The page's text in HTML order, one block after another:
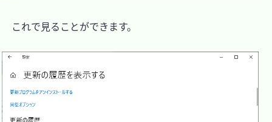
これで見ることができます。